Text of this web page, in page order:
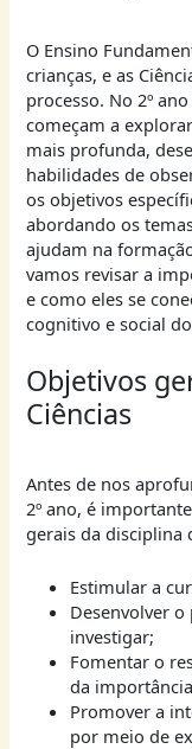
O Ensino
crianças, e as
processo. No 2º
começam a
mais profunda,
habilidades de
os objetivos
abordando os
ajudam na
vamos revisar a
e como eles se
cognitivo e social
Objetivos
Ciências
Antes de nos
2º ano, é
gerais da disciplina
Estimular a
Desenvolver
investigar;
Fomentar o
da
Promover a
por meio de